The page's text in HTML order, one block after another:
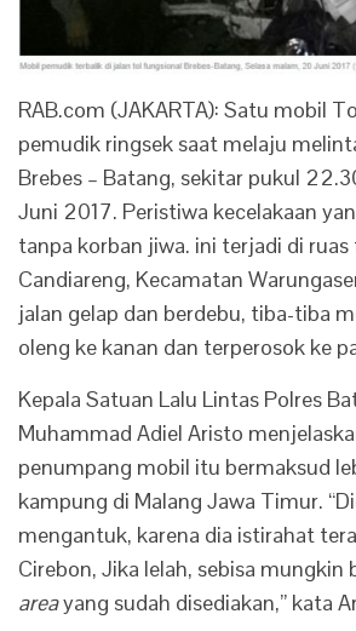
RAB.com (JAKARTA): Satu mobil
pemudik ringsek saat melaju
Brebes – Batang, sekitar pukul
Juni 2017. Peristiwa kecelakaan
tanpa korban jiwa. ini terjadi di ruas
Candiareng, Kecamatan
jalan gelap dan berdebu, tiba-tiba
oleng ke kanan dan terperosok ke
Kepala Satuan Lalu Lintas Polres
Muhammad Adiel Aristo
penumpang mobil itu bermaksud
kampung di Malang Jawa Timur.
mengantuk, karena dia istirahat
Cirebon, Jika lelah, sebisa mungkin
areayang sudah disediakan,” kata